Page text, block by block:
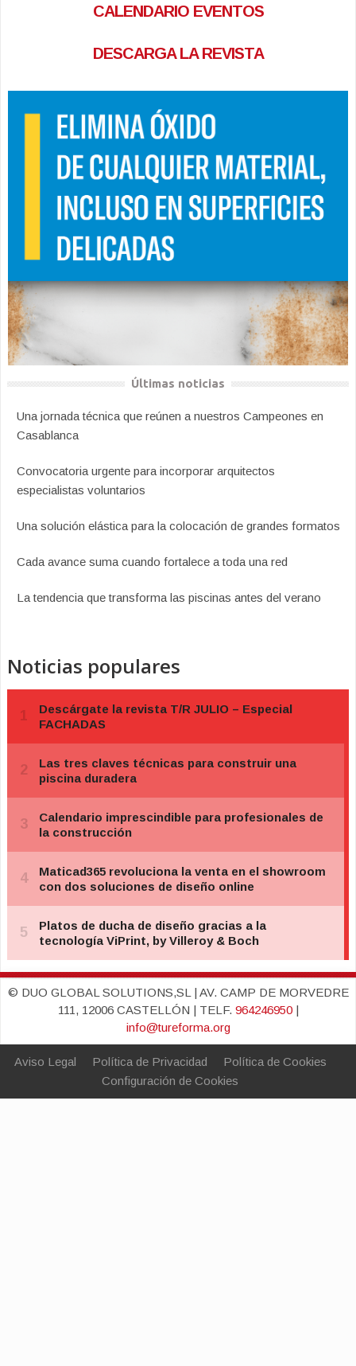
CALENDARIO EVENTOS
DESCARGA LA REVISTA
Últimas noticias
Una jornada técnica que reúnen a nuestros Campeones en
Casablanca
Convocatoria urgente para incorporar arquitectos
especialistas voluntarios
Una solución elástica para la colocación de grandes formatos
Cada avance suma cuando fortalece a toda una red
La tendencia que transforma las piscinas antes del verano
Noticias populares
© DUO GLOBAL SOLUTIONS,SL | AV. CAMP DE MORVEDRE
111, 12006 CASTELLÓN | TELF. 964246950|
info@tureforma.org
Aviso Legal Política de Privacidad
Política de Cookies
Configuración de Cookies